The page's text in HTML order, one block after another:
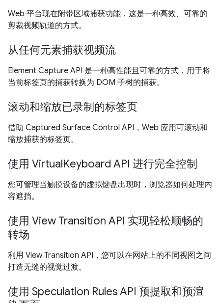
Web 平台现在附带区域捕获功能，这是一种高效、可靠的
剪裁视频轨道的方式。
从任何元素捕获视频流
Element Capture API 是一种高性能且可靠的方式，用于将
当前标签页的捕获转换为 DOM 子树的捕获。
滚动和缩放已录制的标签页
借助 Captured Surface Control API，Web 应用可滚动和
缩放捕获的标签页。
使用 VirtualKeyboard API 进行完全控制
您可管理当触摸设备的虚拟键盘出现时，浏览器如何处理内
容遮挡。
使用 View Transition API 实现轻松顺畅的
转场
利用 View Transition API，您可以在网站上的不同视图之间
打造无缝的视觉过渡。
使用 Speculation Rules API 预提取和预渲